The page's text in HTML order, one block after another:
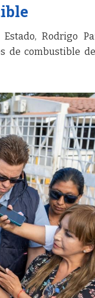
Rodrigo
de combustible